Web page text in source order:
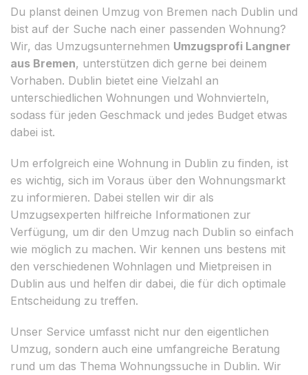
Du planst deinen Umzug von Bremen nach Dublin und
bist auf der Suche nach einer passenden Wohnung?
Wir, das Umzugsunternehmen Umzugsprofi Langner
aus Bremen, unterstützen dich gerne bei deinem
Vorhaben. Dublin bietet eine Vielzahl an
unterschiedlichen Wohnungen und Wohnvierteln,
sodass für jeden Geschmack und jedes Budget etwas
dabei ist.
Um erfolgreich eine Wohnung in Dublin zu finden, ist
es wichtig, sich im Voraus über den Wohnungsmarkt
zu informieren. Dabei stellen wir dir als
Umzugsexperten hilfreiche Informationen zur
Verfügung, um dir den Umzug nach Dublin so einfach
wie möglich zu machen. Wir kennen uns bestens mit
den verschiedenen Wohnlagen und Mietpreisen in
Dublin aus und helfen dir dabei, die für dich optimale
Entscheidung zu treffen.
Unser Service umfasst nicht nur den eigentlichen
Umzug, sondern auch eine umfangreiche Beratung
rund um das Thema Wohnungssuche in Dublin. Wir